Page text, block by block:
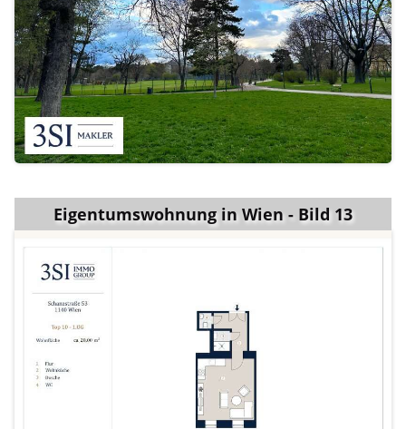
Eigentumswohnung in Wien - Bild 13